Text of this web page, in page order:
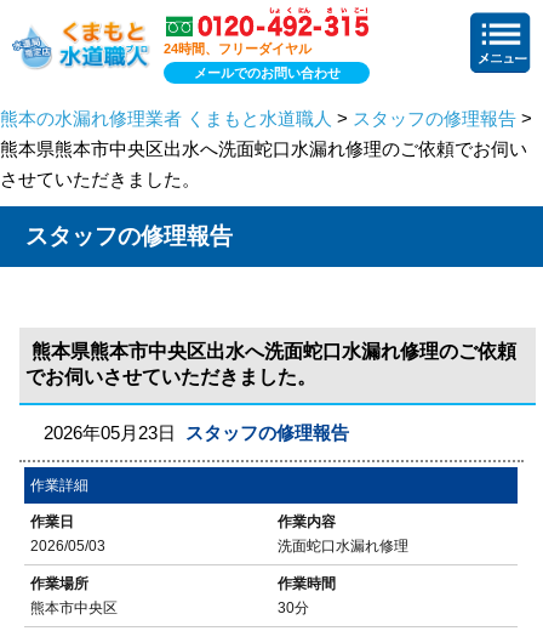
24時間、フリーダイヤル
メールでのお問い合わせ
熊本の水漏れ修理業者 くまもと水道職人 > スタッフの修理報告 >
熊本県熊本市中央区出水へ洗面蛇口水漏れ修理のご依頼でお伺い
させていただきました。
スタッフの修理報告
熊本県熊本市中央区出水へ洗面蛇口水漏れ修理のご依頼
でお伺いさせていただきました。
2026年05月23日 スタッフの修理報告
作業詳細
作業日
2026/05/03
作業内容
洗面蛇口水漏れ修理
作業場所
熊本市中央区
作業時間
30分